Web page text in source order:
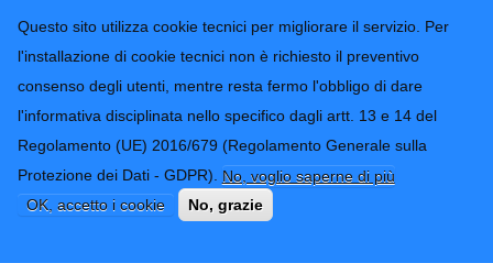
Questo sito utilizza cookie tecnici per migliorare il servizio. Per
l'installazione di cookie tecnici non è richiesto il preventivo
consenso degli utenti, mentre resta fermo l'obbligo di dare
l'informativa disciplinata nello specifico dagli artt. 13 e 14 del
Regolamento (UE) 2016/679 (Regolamento Generale sulla
Protezione dei Dati - GDPR). No, voglio saperne di più
OK, accetto i cookie
No, grazie
Provincia di
Imperia
CONTATTI-URP
TRASPARENZA
Form di ricerca
Giancarlo Cacciò